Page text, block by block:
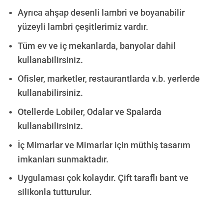
Ayrıca ahşap desenli lambri ve boyanabilir
yüzeyli lambri çeşitlerimiz vardır.
Tüm ev ve iç mekanlarda, banyolar dahil
kullanabilirsiniz.
Ofisler, marketler, restaurantlarda v.b. yerlerde
kullanabilirsiniz.
Otellerde Lobiler, Odalar ve Spalarda
kullanabilirsiniz.
İç Mimarlar ve Mimarlar için müthiş tasarım
imkanları sunmaktadır.
Uygulaması çok kolaydır. Çift taraflı bant ve
silikonla tutturulur.